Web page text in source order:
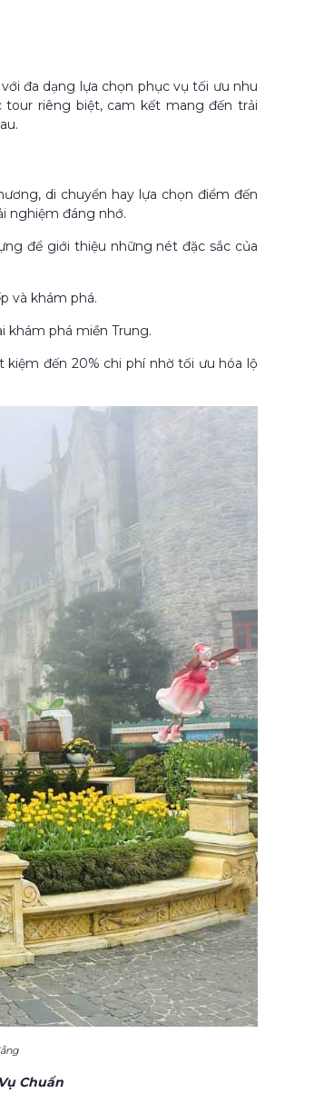
đa dạng lựa chọn phục vụ tối ưu nhu
tour riêng biệt, cam kết mang đến trải
di chuyển hay lựa chọn điểm đến
nghiệm đáng nhớ.
để giới thiệu những nét đặc sắc của
và khám phá.
khám phá miền Trung.
kiệm đến 20% chi phí nhờ tối ưu hóa lộ
Chuẩn